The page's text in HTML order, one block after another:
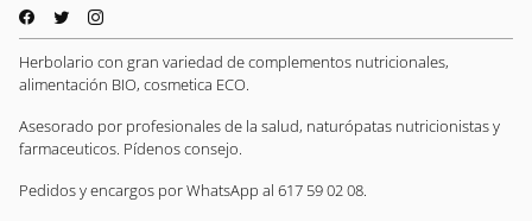
Herbolario con gran variedad de complementos nutricionales,
alimentación BIO, cosmetica ECO.
Asesorado por profesionales de la salud, naturópatas nutricionistas y
farmaceuticos. Pídenos consejo.
Pedidos y encargos por WhatsApp al 617 59 02 08.